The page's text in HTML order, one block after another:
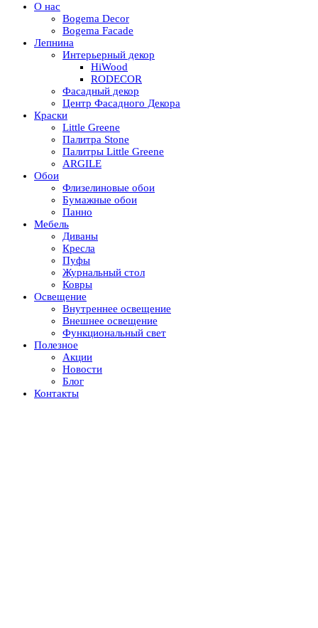
О нас
Bogema Decor
Bogema Facade
Лепнина
Интерьерный декор
HiWood
RODECOR
Фасадный декор
Центр Фасадного Декора
Краски
Little Greene
Палитра Stone
Палитры Little Greene
ARGILE
Обои
Флизелиновые обои
Бумажные обои
Панно
Мебель
Диваны
Кресла
Пуфы
Журнальный стол
Ковры
Освещение
Внутреннее освещение
Внешнее освещение
Функциональный свет
Полезное
Акции
Новости
Блог
Контакты